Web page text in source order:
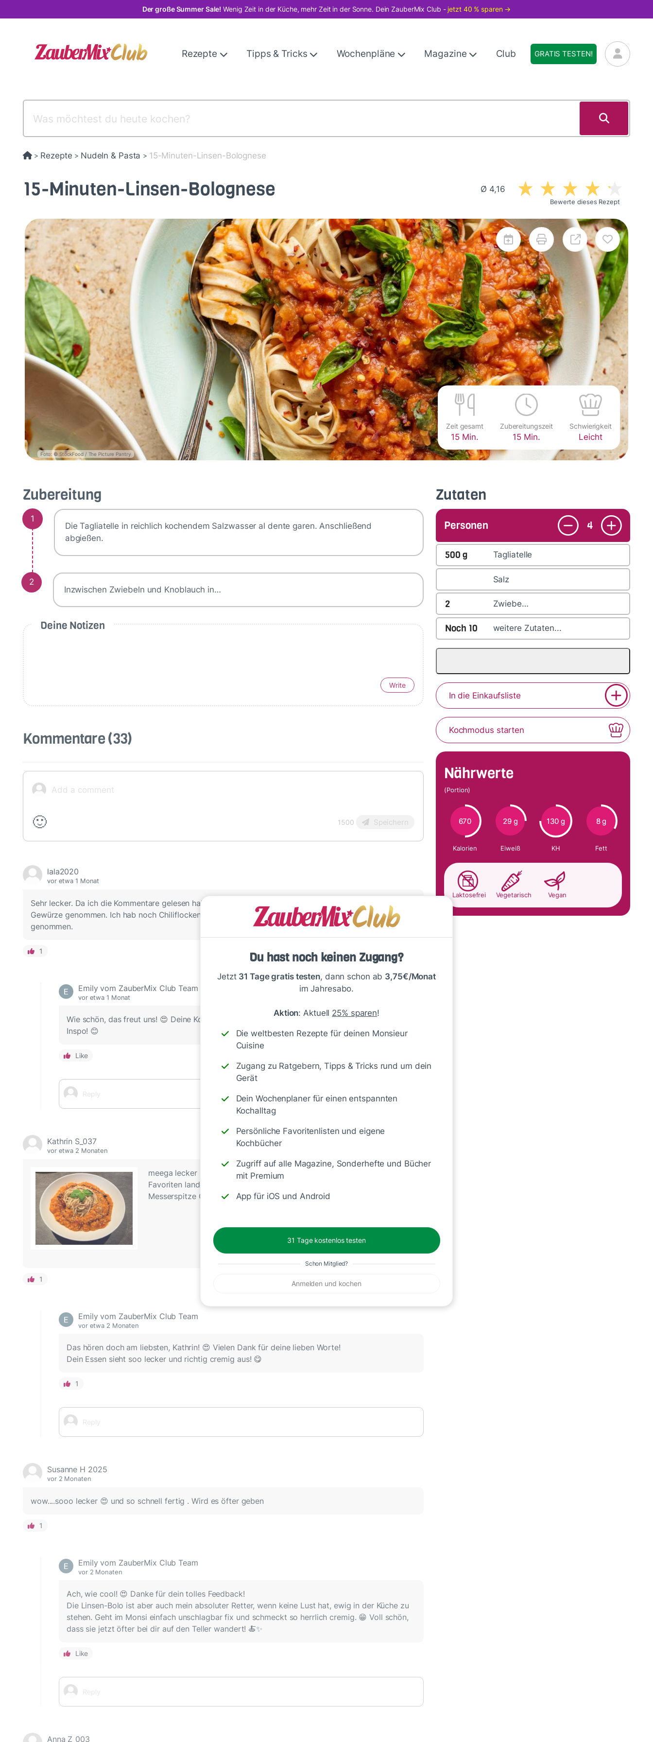
zum
Der große Summer Sale! Wenig Zeit in der Küche, mehr Zeit in der Sonne. Dein ZauberMix Club - jetzt 40 % sparen →
Rezepte Tipps & Tricks Wochenpläne Magazine Club GRATIS TESTEN!
> Rezepte > Nudeln & Pasta > 15-Minuten-Linsen-Bolognese
15-Minuten-Linsen-Bolognese Ø 4,16
Bewerte dieses Rezept
Foto: © StockFood / The Picture Pantry
Zeit gesamt
15 Min.
Zubereitungszeit
15 Min.
Schwierigkeit
Leicht
Du hast noch keinen Zugang?
Jetzt 31 Tage gratis testen, dann schon ab 3,75€/Monat
im Jahresabo.
Aktion: Aktuell 25% sparen!
Die weltbesten Rezepte für deinen Monsieur
Cuisine
Zugang zu Ratgebern, Tipps & Tricks rund um dein
Gerät
Dein Wochenplaner für einen entspannten
Kochalltag
Persönliche Favoritenlisten und eigene
Kochbücher
Zugriff auf alle Magazine, Sonderhefte und Bücher
mit Premium
App für iOS und Android
31 Tage kostenlos testen
Schon Mitglied?
Anmelden und kochen
Zubereitung
1
Die Tagliatelle in reichlich kochendem Salzwasser al dente garen. Anschließend
abgießen.
2
Inzwischen Zwiebeln und Knoblauch in…
Deine Notizen
Write
Kommentare(33)
🙂 1500 Speichern
lala2020
vor etwa 1 Monat
Sehr lecker. Da ich die Kommentare gelesen habe vor dem kochen, habe ich weniger Wasser und mehr
Gewürze genommen. Ich hab noch Chiliflocken und eine Würzpaste mit getrockneten Tomaten
genommen.
1
Emily vom ZauberMix Club Team
vor etwa 1 Monat
Wie schön, das freut uns! 😍 Deine Kombi klingt sehr lecker - danke für dein Feedback und die
Inspo! 😊
Like
Kathrin S_037
vor etwa 2 Monaten
meega lecker und ratz-fatz gekocht 👍🏻 das wird wohl unter unseren
Favoriten landen 👍🏻 weiter haben nur statt italienische Kräuter eine
Messerspitze Chilli Gewürz genommen.
1
Emily vom ZauberMix Club Team
vor etwa 2 Monaten
Das hören doch am liebsten, Kathrin! 😍 Vielen Dank für deine lieben Worte!
Dein Essen sieht soo lecker und richtig cremig aus! 😋
1
Susanne H 2025
vor 2 Monaten
wow....sooo lecker 😍 und so schnell fertig . Wird es öfter geben
1
Emily vom ZauberMix Club Team
vor 2 Monaten
Ach, wie cool! 😍 Danke für dein tolles Feedback!
Die Linsen-Bolo ist aber auch mein absoluter Retter, wenn keine Lust hat, ewig in der Küche zu
stehen. Geht im Monsi einfach unschlagbar fix und schmeckt so herrlich cremig. 😁 Voll schön,
dass sie jetzt öfter bei dir auf den Teller wandert! 🍝✨
Like
Anna Z_003
Zutaten
Personen 4
500 g Tagliatelle
Salz
2 Zwiebe…
Noch 10 weitere Zutaten...
In die Einkaufsliste
Kochmodus starten
Nährwerte
(Portion)
670
Kalorien
29 g
Eiweiß
130 g
KH
8 g
Fett
Laktosefrei Vegetarisch Vegan